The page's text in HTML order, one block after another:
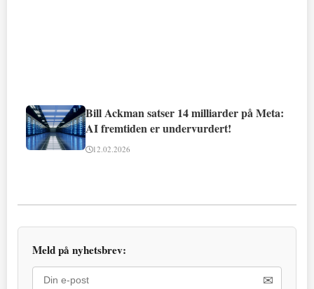
Bill Ackman satser 14 milliarder på Meta:
AI fremtiden er undervurdert!
12.02.2026
Meld på nyhetsbrev:
✉